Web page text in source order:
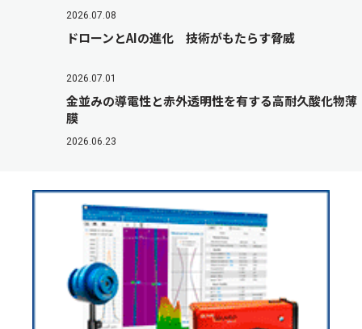
2026.07.08
ドローンとAIの進化 技術がもたらす脅威
2026.07.01
金並みの導電性と赤外透明性を有する高耐久酸化物薄
膜
2026.06.23